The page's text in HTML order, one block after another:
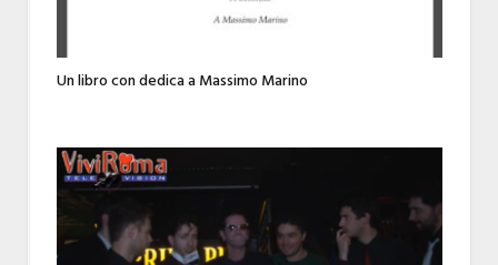
Un libro con dedica a Massimo Marino